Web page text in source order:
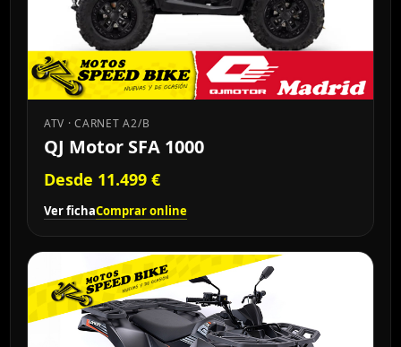
ATV · CARNET A2/B
QJ Motor SFA 1000
Desde 11.499 €
Ver fichaComprar online